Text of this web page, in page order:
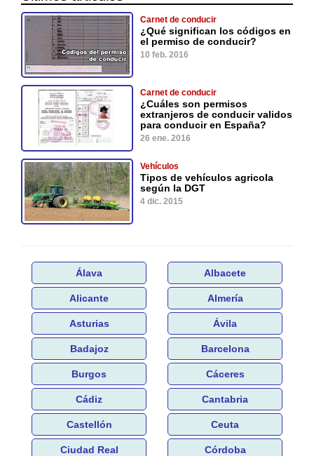
Carnet de conducir
¿Qué significan los códigos en
el permiso de conducir?
10 feb. 2016
Carnet de conducir
¿Cuáles son permisos
extranjeros de conducir validos
para conducir en España?
26 ene. 2016
Vehículos
Tipos de vehículos agricola
según la DGT
4 dic. 2015
Álava Albacete
Alicante Almería
Asturias Ávila
Badajoz Barcelona
Burgos Cáceres
Cádiz Cantabria
Castellón Ceuta
Ciudad Real Córdoba